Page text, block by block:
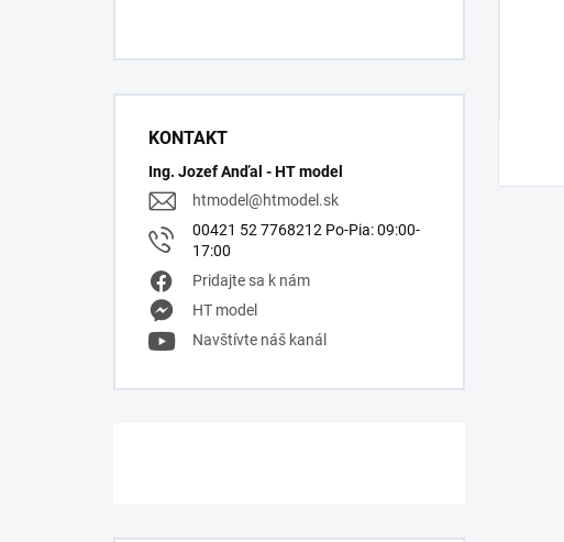
KONTAKT
Ing. Jozef Anďal - HT model
htmodel@htmodel.sk
00421 52 7768212 Po-Pia: 09:00-
17:00
Pridajte sa k nám
HT model
Navštívte náš kanál